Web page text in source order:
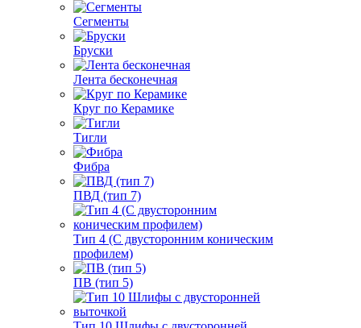
Сегменты
Бруски
Лента бесконечная
Круг по Керамике
Тигли
Фибра
ПВД (тип 7)
Тип 4 (С двусторонним коническим
профилем)
ПВ (тип 5)